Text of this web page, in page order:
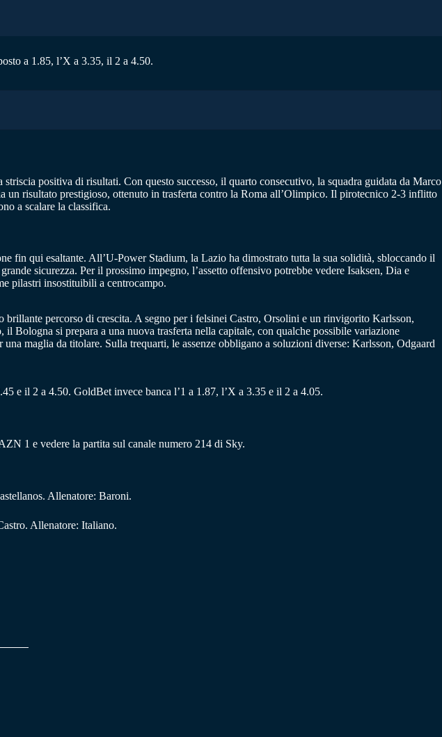
a 1.85, l’X a 3.35, il 2 a 4.50.
positiva di risultati. Con questo successo, il quarto consecutivo, la squadra guidata da Marco
risultato prestigioso, ottenuto in trasferta contro la Roma all’Olimpico. Il pirotecnico 2-3 inflitto
a scalare la classifica.
fin qui esaltante. All’U-Power Stadium, la Lazio ha dimostrato tutta la sua solidità, sbloccando il
sicurezza. Per il prossimo impegno, l’assetto offensivo potrebbe vedere Isaksen, Dia e
pilastri insostituibili a centrocampo.
percorso di crescita. A segno per i felsinei Castro, Orsolini e un rinvigorito Karlsson,
Bologna si prepara a una nuova trasferta nella capitale, con qualche possibile variazione
maglia da titolare. Sulla trequarti, le assenze obbligano a soluzioni diverse: Karlsson, Odgaard
e il 2 a 4.50. GoldBet invece banca l’1 a 1.87, l’X a 3.35 e il 2 a 4.05.
1 e vedere la partita sul canale numero 214 di Sky.
Allenatore: Baroni.
Allenatore: Italiano.